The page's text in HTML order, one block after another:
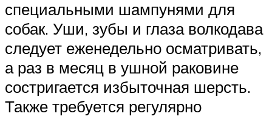
специальными шампунями для
собак. Уши, зубы и глаза волкодава
следует еженедельно осматривать,
а раз в месяц в ушной раковине
состригается избыточная шерсть.
Также требуется регулярно